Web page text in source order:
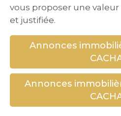
vous proposer une
et justifiée.
Annonces
Annonces